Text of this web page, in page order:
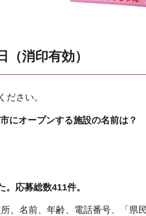
消印有効）
ださい。
にオープンする施設の名前は？
。応募総数411件。
、名前、年齢、電話番号、「県